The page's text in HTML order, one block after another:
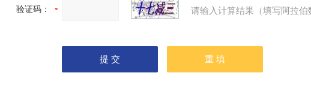
验证码： 请输入计算结果（填写阿拉